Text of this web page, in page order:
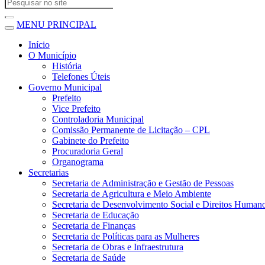
MENU PRINCIPAL
Início
O Município
História
Telefones Úteis
Governo Municipal
Prefeito
Vice Prefeito
Controladoria Municipal
Comissão Permanente de Licitação – CPL
Gabinete do Prefeito
Procuradoria Geral
Organograma
Secretarias
Secretaria de Administração e Gestão de Pessoas
Secretaria de Agricultura e Meio Ambiente
Secretaria de Desenvolvimento Social e Direitos
Secretaria de Educação
Secretaria de Finanças
Secretaria de Políticas para as Mulheres
Secretaria de Obras e Infraestrutura
Secretaria de Saúde